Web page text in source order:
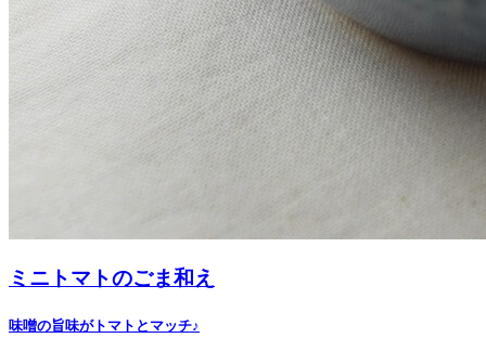
ミニトマトのごま和え
味噌の旨味がトマトとマッチ♪